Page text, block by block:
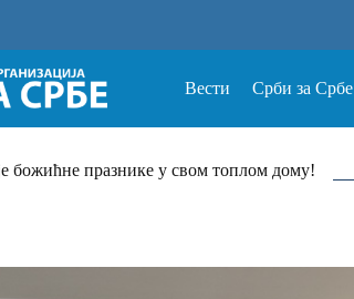
Вести Срби за Србе
божићне празнике у свом топлом дому!